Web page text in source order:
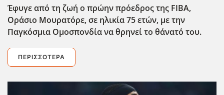
Έφυγε από τη ζωή ο πρώην πρόεδρος της FIBA,
Οράσιο Μουρατόρε, σε ηλικία 75 ετών, με την
Παγκόσμια Ομοσπονδία να θρηνεί το θάνατό του.
ΠΕΡΙΣΣΌΤΕΡΑ